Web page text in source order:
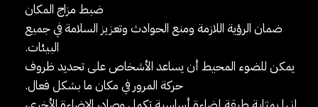
ضبط مزاج المكان
ضمان الرؤية اللازمة ومنع الحوادث وتعزيز السلامة في جميع
البيئات.
يمكن للضوء المحيط أن يساعد الأشخاص على تحديد ظروف
حركة المرور في مكان ما بشكل فعال.